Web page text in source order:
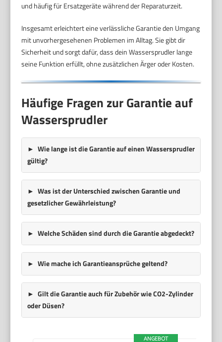
und häufig für Ersatzgeräte während der Reparaturzeit.
Insgesamt erleichtert eine verlässliche Garantie den Umgang
mit unvorhergesehenen Problemen im Alltag. Sie gibt dir
Sicherheit und sorgt dafür, dass dein Wassersprudler lange
seine Funktion erfüllt, ohne zusätzlichen Ärger oder Kosten.
Häufige Fragen zur Garantie auf
Wassersprudler
Wie lange ist die Garantie auf einen Wassersprudler
gültig?
Was ist der Unterschied zwischen Garantie und
gesetzlicher Gewährleistung?
Welche Schäden sind durch die Garantie abgedeckt?
Wie mache ich Garantieansprüche geltend?
Gilt die Garantie auch für Zubehör wie CO2-Zylinder
oder Düsen?
ANGEBOT